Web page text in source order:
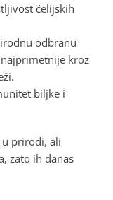
ćelijskih
odbranu
kroz
biljke i
u prirodi, ali
zato ih danas